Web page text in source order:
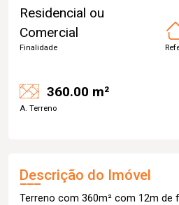
Residencial ou
Comercial
Finalidade
360.00 m²
A. Terreno
Descrição do Imóvel
Terreno com 360m² com 12m de